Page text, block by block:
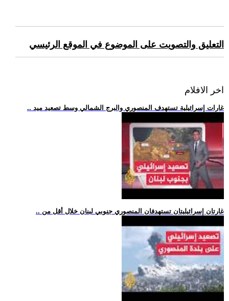
التعليق والتصويت على الموضوع في الموقع الرئيسي
اخر الافلام
.. غارات إسرائيلية تستهدف المنصوري والبرج الشمالي وسط تصعيد ميد
.. غارتان إسرائيليتان تستهدفان المنصوري جنوبي لبنان خلال أقل من